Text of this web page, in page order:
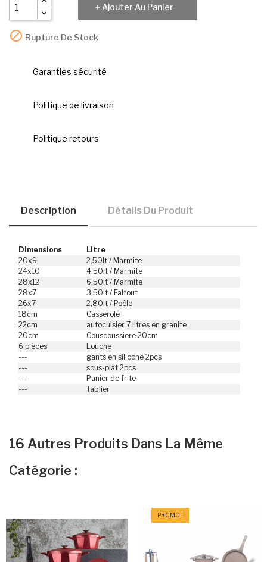
Ajouter Au Panier
 Rupture De Stock
Garanties sécurité
Politique de livraison
Politique retours
Description Détails Du Produit
Dimensions
Litre
20x9
2,50lt / Marmite
24x10
4,50lt / Marmite
28x12
6,50lt / Marmite
28x7
3,50lt / Faitout
26x7
2,80lt / Poêle
18cm
Casserole
22cm
autocuisier 7 litres en granite
20cm
Couscoussiere 20cm
6 pièces
Louche
---
gants en silicone 2pcs
---
sous-plat 2pcs
---
Panier de frite
---
Tablier
16 Autres Produits Dans La Même
Catégorie :
PROMO !